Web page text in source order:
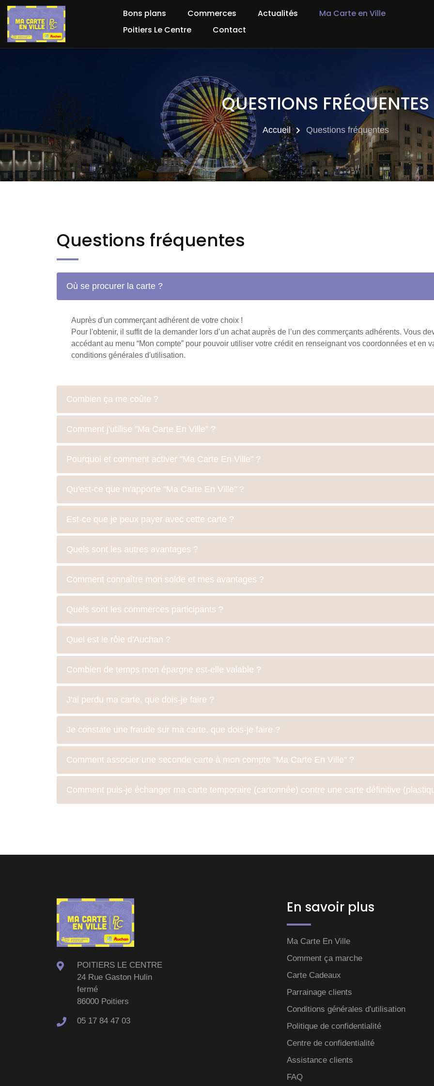
Bons plans Commerces Actualités
Ma Carte en Ville
Poitiers Le Centre
Contact
QUESTIONS FRÉQUENTES
Accueil Questions fréquentes
Questions fréquentes
Où se procurer la carte ?
Auprès d'un commerçant adhérent de votre choix !
Pour l'obtenir, il suffit de la demander lors d’un achat auprès de l’un des commerçants adhérents. Vous
accédant au menu “Mon compte” pour pouvoir utiliser votre crédit en renseignant vos coordonnées et en
conditions générales d'utilisation.
Combien ça me coûte ?
Comment j'utilise "Ma Carte En Ville" ?
Pourquoi et comment activer "Ma Carte En Ville" ?
Qu'est-ce que m'apporte "Ma Carte En Ville" ?
Est-ce que je peux payer avec cette carte ?
Quels sont les autres avantages ?
Comment connaître mon solde et mes avantages ?
Quels sont les commerces participants ?
Quel est le rôle d'Auchan ?
Combien de temps mon épargne est-elle valable ?
J'ai perdu ma carte, que dois-je faire ?
Je constate une fraude sur ma carte, que dois-je faire ?
Comment associer une seconde carte à mon compte "Ma Carte En Ville" ?
Comment puis-je échanger ma carte temporaire (cartonnée) contre une carte définitive
POITIERS LE CENTRE
24 Rue Gaston Hulin
fermé
86000 Poitiers
05 17 84 47 03
En savoir plus
Ma Carte En Ville
Comment ça marche
Carte Cadeaux
Parrainage clients
Conditions générales d'utilisation
Politique de confidentialité
Centre de confidentialité
Assistance clients
FAQ